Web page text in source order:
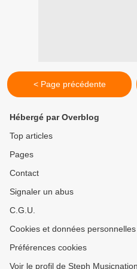
< Page précédente
Hébergé par Overblog
Top articles
Pages
Contact
Signaler un abus
C.G.U.
Cookies et données personnelles
Préférences cookies
Voir le profil de Steph